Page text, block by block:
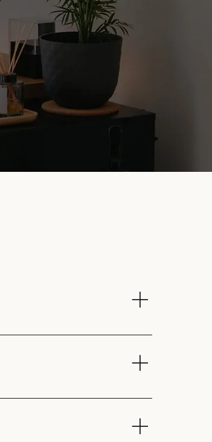
vamos olhar juntos para os
uma experiência incrível para
Incluímos um mood board,
da marca que vão fazer toda a